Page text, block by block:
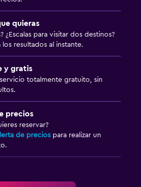
quieras
¿Escalas para visitar dos destinos?
los resultados al instante.
y gratis
totalmente gratuito, sin
precios
reservar?
de precios para realizar un